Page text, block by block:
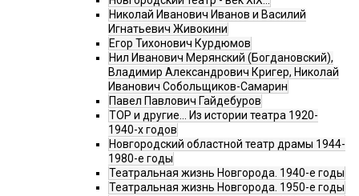
Николай Иванович Иванов и Василий
Игнатьевич Живокини
Егор Тихонович Курдюмов
Нил Иванович Мерянский (Богдановский),
Владимир Александрович Кригер, Николай
Иванович Собольщиков-Самарин
Павел Павлович Гайдебуров
ТОР и другие… Из истории театра 1920-
1940-х годов
Новгородский областной театр драмы 1944-
1980-е годы
Театральная жизнь Новгорода. 1940-е годы
Театральная жизнь Новгорода. 1950-е годы